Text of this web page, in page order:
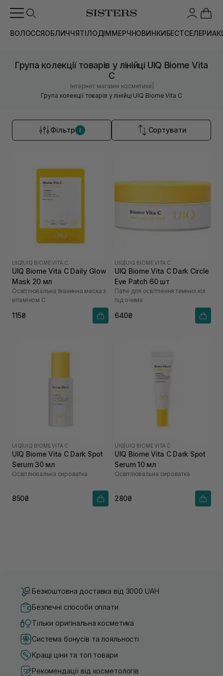
ВОЛОССЯОБЛИЧЧЯТІЛОДІММЕРЧНОВИНКИБЕСТСЕЛЕРИ
Група колекції товарів у лінійці UIQ Biome Vita
C
Інтернет магазин косметики
Група колекції товарів у лінійці UIQ Biome Vita C
Фільтр 2 Сортувати
UIQ UIQ BIOME VITA C
UIQ Biome Vita C Daily Glow
Mask 20 мл
Освітлювальна тканинна маска з
вітаміном C
115₴
UIQ UIQ BIOME VITA C
UIQ Biome Vita C Dark Circle
Eye Patch 60 шт
Патчі для освітлення темних кіл
під очима
640₴
UIQ UIQ BIOME VITA C
UIQ Biome Vita C Dark Spot
Serum 30 мл
Освітлювальна сироватка
850₴
UIQ UIQ BIOME VITA C
UIQ Biome Vita C Dark Spot
Serum 10 мл
Освітлювальна сироватка
280₴
Безкоштовна доставка від 3000 UAH
Безпечні способи оплати
Тільки оригінальна косметика
Система бонусів та лояльності
Кращі ціни та топ товари
Рекомендації від косметологів